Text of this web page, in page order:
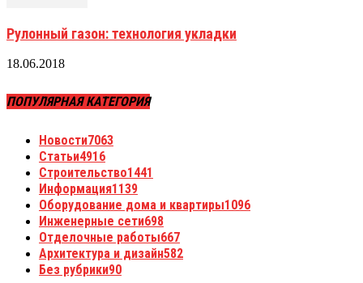
Рулонный газон: технология укладки
18.06.2018
ПОПУЛЯРНАЯ КАТЕГОРИЯ
Новости7063
Статьи4916
Строительство1441
Информация1139
Оборудование дома и квартиры1096
Инженерные сети698
Отделочные работы667
Архитектура и дизайн582
Без рубрики90